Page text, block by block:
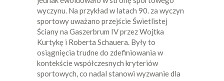
wyczynu. Na przykład w latach 90. za wyczyn
sportowy uważano przejście Świetlistej
Ściany na Gaszerbrum IV przez Wojtka
Kurtykę i Roberta Schauera. Były to
osiągnięcia trudne do zdefiniowania w
kontekście współczesnych kryteriów
sportowych, co nadal stanowi wyzwanie dla